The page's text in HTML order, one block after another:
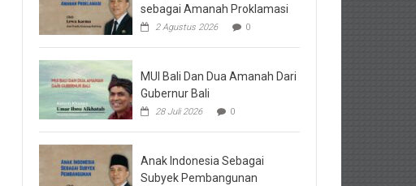
sebagai Amanah Proklamasi
2 Agustus 2026 0
MUI Bali Dan Dua Amanah Dari
Gubernur Bali
28 Juli 2026 0
Anak Indonesia Sebagai
Subyek Pembangunan